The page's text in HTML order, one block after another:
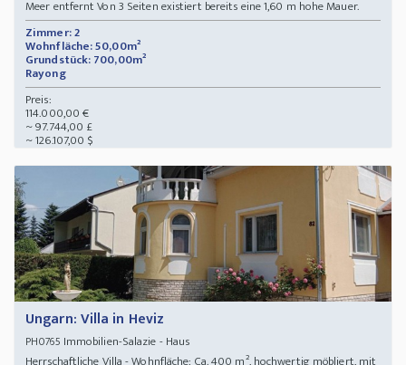
Meer entfernt Von 3 Seiten existiert bereits eine 1,60 m hohe Mauer.
Zimmer: 2
Wohnfläche: 50,00m²
Grundstück: 700,00m²
Rayong
Preis:
114.000,00 €
~ 97.744,00 £
~ 126.107,00 $
Ungarn: Villa in Heviz
PH0765 Immobilien-Salazie - Haus